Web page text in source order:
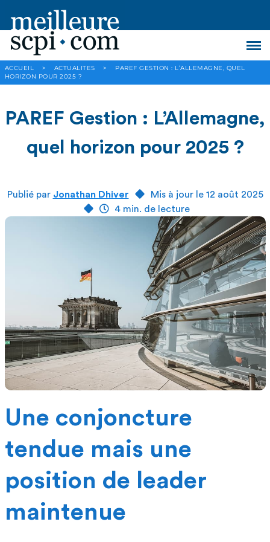
ACCUEIL > ACTUALITES >
PAREF GESTION : L’ALLEMAGNE, QUEL
HORIZON POUR 2025 ?
PAREF Gestion : L’Allemagne,
quel horizon pour 2025 ?
Publié par Jonathan Dhiver
Mis à jour le 12 août 2025
4 min. de lecture
Une conjoncture
tendue mais une
position de leader
maintenue